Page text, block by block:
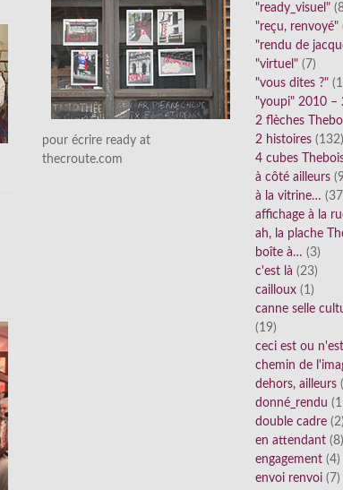
pour écrire ready at
thecroute.com
"ready_visuel"
"reçu, renvoyé"
"rendu de
"virtuel" (7)
"vous dites ?"
"youpi" 2010 –
2 flèches
2 histoires (132)
4 cubes
à côté ailleurs
à la vitrine…
affichage à la
ah, la plache
boîte à… (3)
c'est là (23)
cailloux (1)
canne selle
(19)
ceci est ou
chemin de
dehors, ailleurs
donné_rendu
double cadre (2)
en attendant (8)
engagement (4)
envoi renvoi (7)